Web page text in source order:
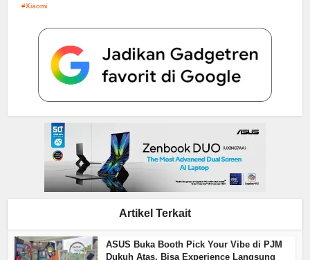
Xiaomi
Artikel Terkait
ASUS Buka Booth Pick Your Vibe di PJM
Dukuh Atas, Bisa Experience Langsung